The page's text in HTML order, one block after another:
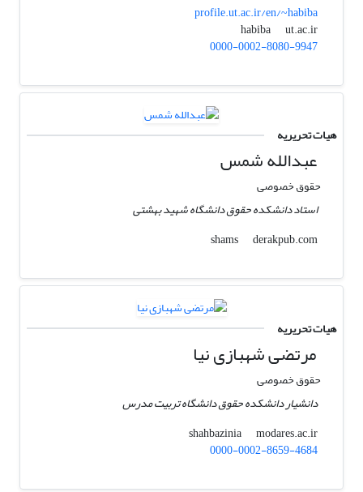
profile.ut.ac.ir/en/~habiba
habiba
ut.ac.ir
0000-0002-8080-9947
هیات تحریریه
عبدالله شمس
حقوق خصوصی
استاد دانشکده حقوق دانشگاه شهید بهشتی
shams
derakpub.com
هیات تحریریه
مرتضی شهبازی نیا
حقوق خصوصی
دانشیار دانشکده حقوق دانشگاه تربیت مدرس
shahbazinia
modares.ac.ir
0000-0002-8659-4684